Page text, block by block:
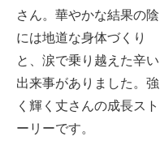
さん。華やかな結果の陰
には地道な身体づくり
と、涙で乗り越えた辛い
出来事がありました。強
く輝く丈さんの成長スト
ーリーです。